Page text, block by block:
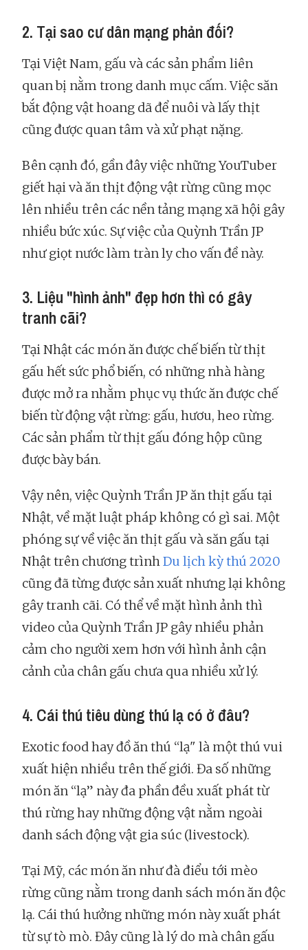
2. Tại sao cư dân mạng phản đối?
Tại Việt Nam, gấu và các sản phẩm liên
quan bị nằm trong danh mục cấm. Việc săn
bắt động vật hoang dã để nuôi và lấy thịt
cũng được quan tâm và xử phạt nặng.
Bên cạnh đó, gần đây việc những YouTuber
giết hại và ăn thịt động vật rừng cũng mọc
lên nhiều trên các nền tảng mạng xã hội gây
nhiều bức xúc. Sự việc của Quỳnh Trần JP
như giọt nước làm tràn ly cho vấn đề này.
3. Liệu "hình ảnh" đẹp hơn thì có gây
tranh cãi?
Tại Nhật các món ăn được chế biến từ thịt
gấu hết sức phổ biến, có những nhà hàng
được mở ra nhằm phục vụ thức ăn được chế
biến từ động vật rừng: gấu, hươu, heo rừng.
Các sản phẩm từ thịt gấu đóng hộp cũng
được bày bán.
Vậy nên, việc Quỳnh Trần JP ăn thịt gấu tại
Nhật, về mặt luật pháp không có gì sai. Một
phóng sự về việc ăn thịt gấu và săn gấu tại
Nhật trên chương trìnhDu lịch kỳ thú 2020
cũng đã từng được sản xuất nhưng lại không
gây tranh cãi. Có thể về mặt hình ảnh thì
video của Quỳnh Trần JP gây nhiều phản
cảm cho người xem hơn với hình ảnh cận
cảnh của chân gấu chưa qua nhiều xử lý.
4. Cái thú tiêu dùng thú lạ có ở đâu?
Exotic food hay đồ ăn thú “lạ" là một thú vui
xuất hiện nhiều trên thế giới. Đa số những
món ăn “lạ” này đa phần đều xuất phát từ
thú rừng hay những động vật nằm ngoài
danh sách động vật gia súc (livestock).
Tại Mỹ, các món ăn như đà điểu tới mèo
rừng cũng nằm trong danh sách món ăn độc
lạ. Cái thú hưởng những món này xuất phát
từ sự tò mò. Đây cũng là lý do mà chân gấu